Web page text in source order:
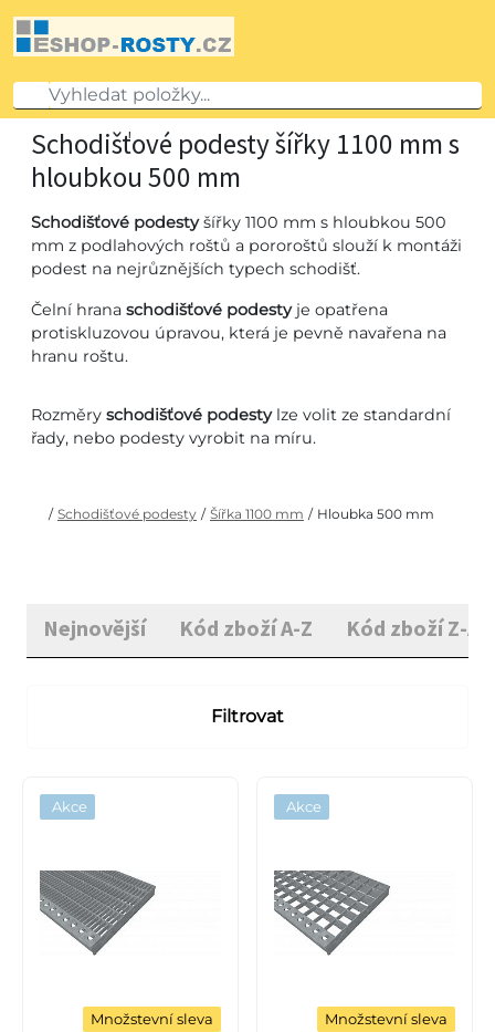
Schodišťové podesty šířky 1100 mm s
hloubkou 500 mm
Schodišťové podestyšířky 1100 mm s hloubkou 500
mm z podlahových roštů a pororoštů slouží k montáži
podest na nejrůznějších typech schodišť.
Čelní hrana schodišťové podestyje opatřena
protiskluzovou úpravou, která je pevně navařena na
hranu roštu.
Rozměry schodišťové podestylze volit ze standardní
řady, nebo podesty vyrobit na míru.
/ Schodišťové podesty / Šířka 1100 mm / Hloubka 500 mm
Nejnovější Kód zboží A-Z Kód zboží Z-A
Filtrovat
Akce
Množstevní sleva
Akce
Množstevní sleva